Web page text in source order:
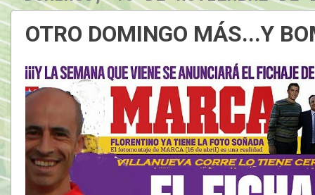
OTRO DOMINGO MÁS...Y